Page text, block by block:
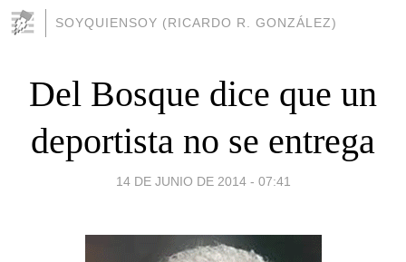
SOYQUIENSOY (RICARDO R. GONZÁLEZ)
Del Bosque dice que un
deportista no se entrega
14 DE JUNIO DE 2014 - 07:41